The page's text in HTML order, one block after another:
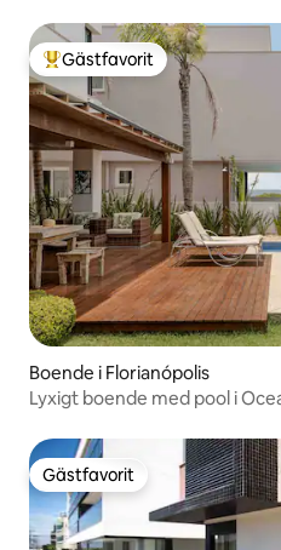
Populär gästfavorit
Gästfavorit
Boende i Florianópolis
Lyxigt boende med pool i
Gästfavorit
Gästfavorit